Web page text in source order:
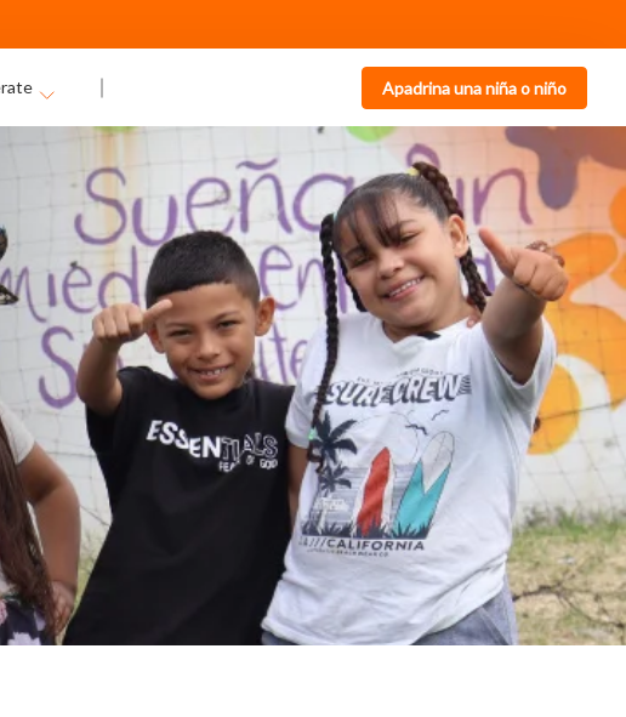
Apadrina una niña o niño